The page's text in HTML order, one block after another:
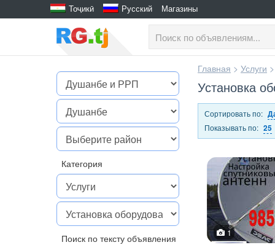
Тоҷикӣ Русский Магазины
Категория
Поиск по тексту объявления
Главная > Услуги
Установка
Сортировать по:
Показывать по: 25
1